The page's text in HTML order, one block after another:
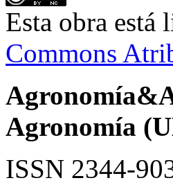
Esta obra está
Commons
Agronomía
ISSN 2344-